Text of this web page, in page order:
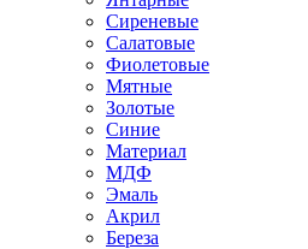
Сиреневые
Салатовые
Фиолетовые
Мятные
Золотые
Синие
Материал
МДФ
Эмаль
Акрил
Береза